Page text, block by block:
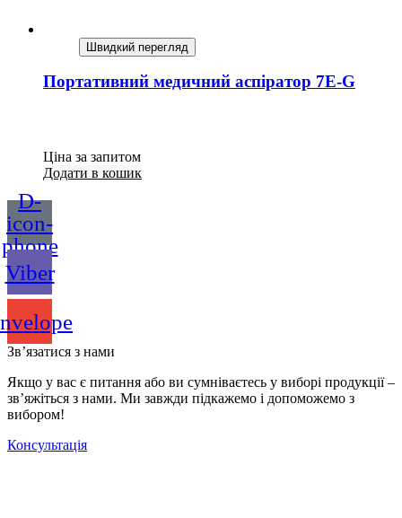
Швидкий перегляд
Портативний медичний аспіратор 7E-G
Ціна за запитом
Додати в кошик
D-
icon-
phone
Viber
Зв’язатися з нами
Якщо у вас є питання або ви сумніваєтесь у виборі продукції –
зв’яжіться з нами. Ми завжди підкажемо і допоможемо з
вибором!
Консультація